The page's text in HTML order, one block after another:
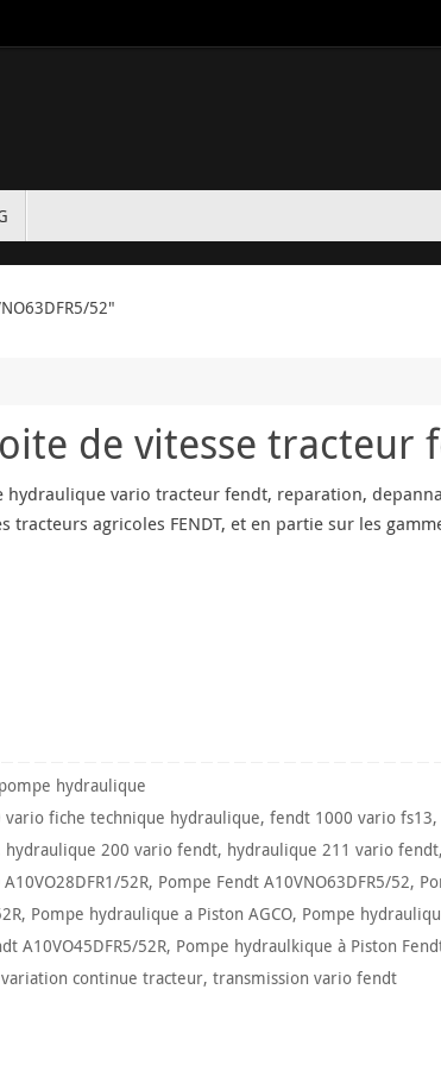
52"
de vitesse tracteur
vario tracteur fendt, reparation,
agricoles FENDT, et en partie sur les
hydraulique
fiche technique hydraulique,fendt 1000 vario fs13
hydraulique 200 vario fendt, hydraulique 211 vario fendt,
52R, Pompe Fendt A10VNO63DFR5/52,
, Pompe hydraulique a Piston AGCO, Pompe
A10VO45DFR5/52R, Pompe hydraulkique à Piston
continue tracteur, transmission vario fendt